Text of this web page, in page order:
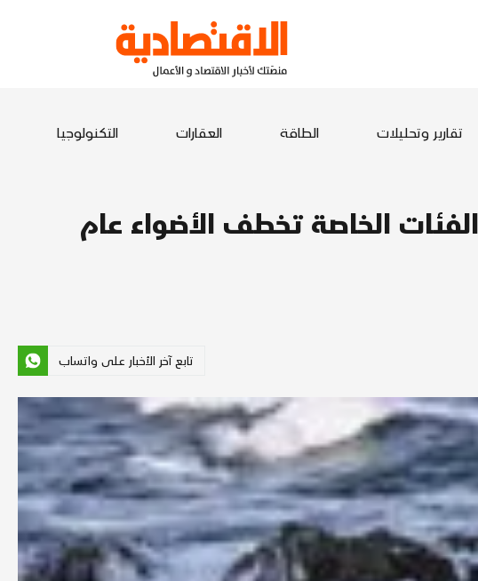
تقارير وتحليلات الطاقة العقارات التكنولوجيا
الخاصة تخطف الأضواء عام
تابع آخر الأخبار على واتساب